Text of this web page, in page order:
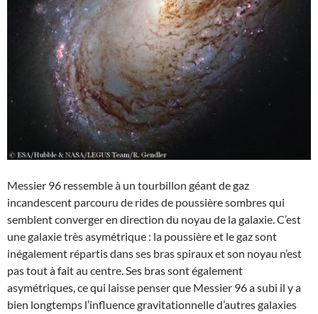
Messier 96 ressemble à un tourbillon géant de gaz
incandescent parcouru de rides de poussière sombres qui
semblent converger en direction du noyau de la galaxie. C’est
une galaxie très asymétrique : la poussière et le gaz sont
inégalement répartis dans ses bras spiraux et son noyau n’est
pas tout à fait au centre. Ses bras sont également
asymétriques, ce qui laisse penser que Messier 96 a subi il y a
bien longtemps l’influence gravitationnelle d’autres galaxies